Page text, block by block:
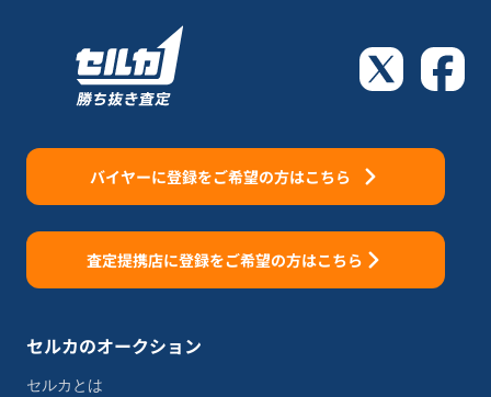
バイヤーに登録をご希望の方はこちら
査定提携店に登録をご希望の方はこちら
セルカのオークション
セルカとは